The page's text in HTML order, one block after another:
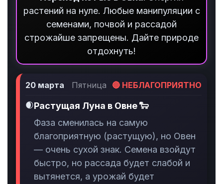
растений на нуле. Любые манипуляции с
семенами, почвой и рассадой
строжайше запрещены. Дайте природе
отдохнуть!
20 марта Пятница 🔴 НЕБЛАГОПРИЯТНО
🌒Растущая Луна в Овне 🐑
Фаза сменилась на самую
благоприятную (растущую), но Овен
— очень сухой знак. Семена взойдут
быстро, но рассада будет слабой и
вытянется, а урожай будет